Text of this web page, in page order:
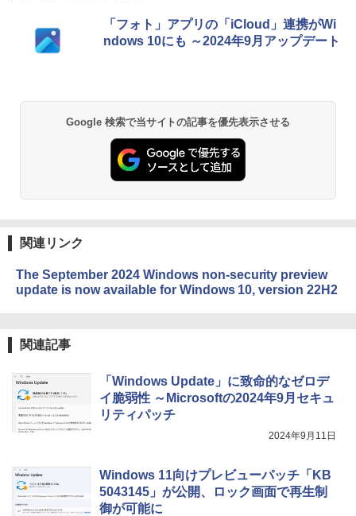
「フォト」アプリの「iCloud」連携がWi
ndows 10にも ～2024年9月アップデート
Google 検索で当サイトの記事を優先表示させる
関連リンク
The September 2024 Windows non-security preview
update is now available for Windows 10, version 22H2
関連記事
「Windows Update」に致命的なゼロデ
イ脆弱性 ～Microsoftの2024年9月セキュ
リティパッチ
2024年9月11日
Windows 11向けプレビューパッチ「KB
5043145」が公開、ロック画面で再生制
御が可能に